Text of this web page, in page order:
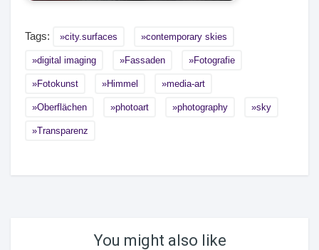
Tags: city.surfaces contemporary skies
digital imaging Fassaden Fotografie
Fotokunst Himmel media-art
Oberflächen photoart photography sky
Transparenz
You might also like